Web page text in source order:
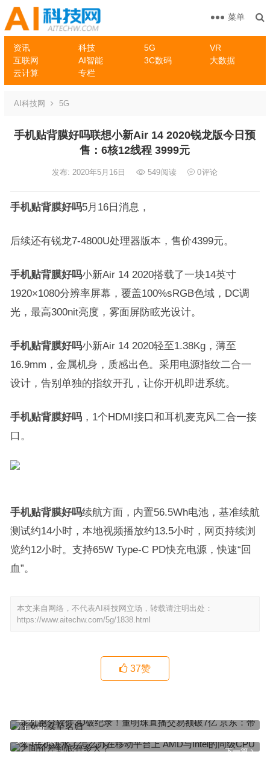
资讯 科技 5G
VR
互联网
AI智能 3C数码
大数据
云计算
专栏
菜单
AI科技网 5G
手机贴背膜好吗联想小新Air 14 2020锐龙版今日预
售：6核12线程 3999元
发布: 2020年5月16日 549阅读 0评论
手机贴背膜好吗5月16日消息，
后续还有锐龙7-4800U处理器版本，售价4399元。
手机贴背膜好吗小新Air 14 2020搭载了一块14英寸
1920×1080分辨率屏幕，覆盖100%sRGB色域，DC调
光，最高300nit亮度，雾面屏防眩光设计。
手机贴背膜好吗小新Air 14 2020轻至1.38Kg，薄至
16.9mm，金属机身，质感出色。采用电源指纹二合一
设计，告别单独的指纹开孔，让你开机即进系统。
手机贴背膜好吗，1个HDMI接口和耳机麦克风二合一接
口。
手机贴背膜好吗续航方面，内置56.5Wh电池，基准续航
测试约14小时，本地视频播放约13.5小时，网页持续浏
览约12小时。支持65W Type-C PD快充电源，快速“回
血”。
本文来自网络，不代表AI科技网立场，转载请注明出处：
https://www.aitechw.com/5g/1838.html
37赞
上一篇
至名归
下一篇
米4手机进水了怎么办在移动平台上 AMD与Intel的同级CPU之间价差
到底有多大？